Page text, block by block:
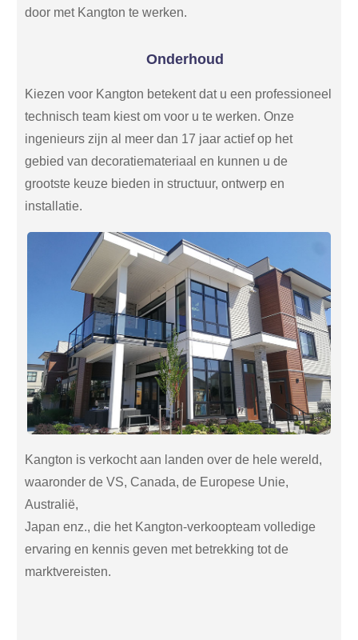
door met Kangton te werken.
Onderhoud
Kiezen voor Kangton betekent dat u een professioneel
technisch team kiest om voor u te werken. Onze
ingenieurs zijn al meer dan 17 jaar actief op het
gebied van decoratiemateriaal en kunnen u de
grootste keuze bieden in structuur, ontwerp en
installatie.
Kangton is verkocht aan landen over de hele wereld,
waaronder de VS, Canada, de Europese Unie,
Australië,
Japan enz., die het Kangton-verkoopteam volledige
ervaring en kennis geven met betrekking tot de
marktvereisten.